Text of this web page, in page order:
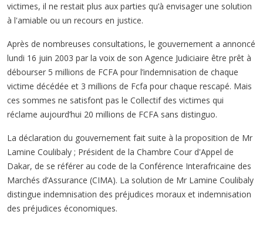
victimes, il ne restait plus aux parties qu’à envisager une solution
à l'amiable ou un recours en justice.
Après de nombreuses consultations, le gouvernement a annoncé
lundi 16 juin 2003 par la voix de son Agence Judiciaire être prêt à
débourser 5 millions de FCFA pour l’indemnisation de chaque
victime décédée et 3 millions de Fcfa pour chaque rescapé. Mais
ces sommes ne satisfont pas le Collectif des victimes qui
réclame aujourd’hui 20 millions de FCFA sans distinguo.
La déclaration du gouvernement fait suite à la proposition de Mr
Lamine Coulibaly ; Président de la Chambre Cour d'Appel de
Dakar, de se référer au code de la Conférence Interafricaine des
Marchés d’Assurance (CIMA). La solution de Mr Lamine Coulibaly
distingue indemnisation des préjudices moraux et indemnisation
des préjudices économiques.